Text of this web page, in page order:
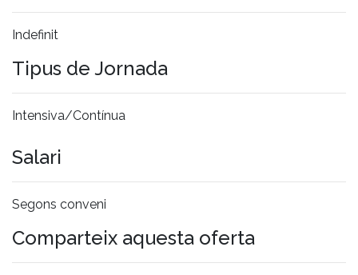
Indefinit
Tipus de Jornada
Intensiva/Contínua
Salari
Segons conveni
Comparteix aquesta oferta